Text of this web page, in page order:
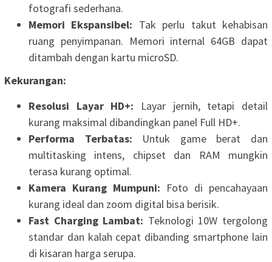
fotografi sederhana.
Memori Ekspansibel: Tak perlu takut kehabisan
ruang penyimpanan. Memori internal 64GB dapat
ditambah dengan kartu microSD.
Kekurangan:
Resolusi Layar HD+: Layar jernih, tetapi detail
kurang maksimal dibandingkan panel Full HD+.
Performa Terbatas: Untuk game berat dan
multitasking intens, chipset dan RAM mungkin
terasa kurang optimal.
Kamera Kurang Mumpuni: Foto di pencahayaan
kurang ideal dan zoom digital bisa berisik.
Fast Charging Lambat: Teknologi 10W tergolong
standar dan kalah cepat dibanding smartphone lain
di kisaran harga serupa.